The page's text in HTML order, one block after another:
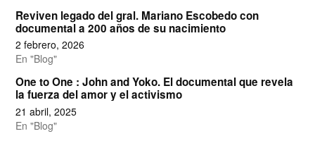
Reviven legado del gral. Mariano Escobedo con
documental a 200 años de su nacimiento
2 febrero, 2026
En "Blog"
One to One : John and Yoko. El documental que revela
la fuerza del amor y el activismo
21 abril, 2025
En "Blog"